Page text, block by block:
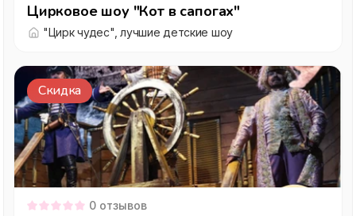
Цирковое шоу "Кот в сапогах"
"Цирк чудес", лучшие детские шоу
Скидка
0 отзывов